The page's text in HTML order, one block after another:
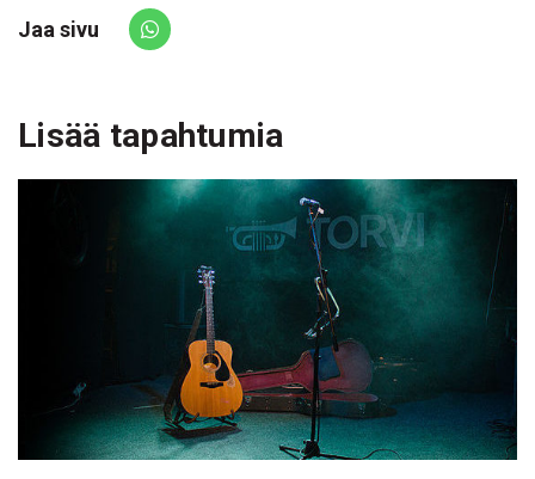
Jaa sivu
Share via Whatsapp
Lisää tapahtumia